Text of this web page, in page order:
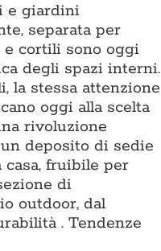
e giardini
separata per
e cortili sono oggi
degli spazi interni.
la stessa attenzione
oggi alla scelta
rivoluzione
deposito di sedie
fruibile per
di
outdoor, dal
. Tendenze